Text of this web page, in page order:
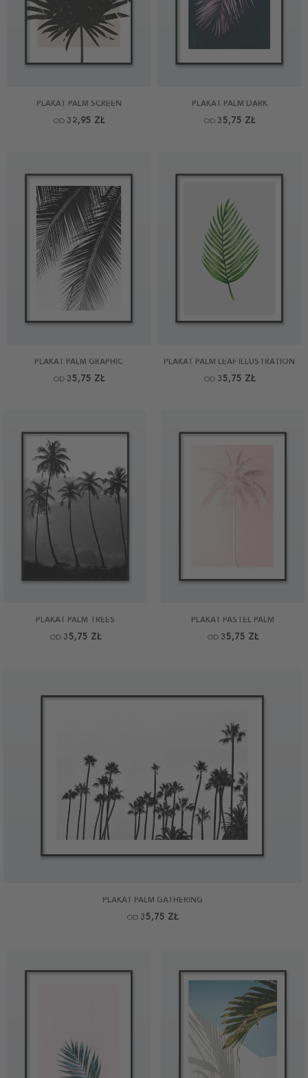
PLAKAT PALM SCREEN
OD 32,95 ZŁ
PLAKAT PALM DARK
OD 35,75 ZŁ
PLAKAT PALM GRAPHIC
OD 35,75 ZŁ
PLAKAT PALM LEAF ILLUSTRATION
OD 35,75 ZŁ
PLAKAT PALM TREES
OD 35,75 ZŁ
PLAKAT PASTEL PALM
OD 35,75 ZŁ
PLAKAT PALM GATHERING
OD 35,75 ZŁ